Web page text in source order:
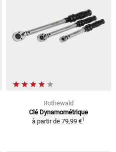
Rothewald
Clé Dynamométrique
à partir de 79,99 €1